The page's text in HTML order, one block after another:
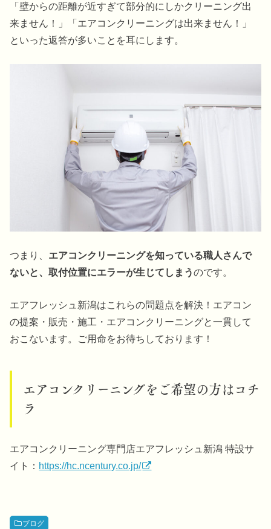
「壁からの距離が近すぎて部分的にしかクリーニング出
来ません！」「エアコンクリーニングは出来ません！」
といった返答が多いことを耳にします。
つまり、 エアコンクリーニングを知っている職人さんで
ないと、取付位置にエラーが生じてしまうのです。
エアフレッシュ新潟はこれらの問題点を解決！エアコン
の提案・販売・施工・エアコンクリーニングと一貫して
おこないます。ご用命をお待ちしております！
エアコンクリーニングをご希望の方はコチ
ラ
エアコンクリーニング専門店エアフレッシュ新潟 特設サ
イト： https://hc.ncentury.co.jp/
ブログ